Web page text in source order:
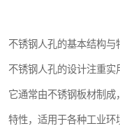
不锈钢人孔的基本结构与
不锈钢人孔的设计注重实
它通常由不锈钢板材制
特性，适用于各种工业环